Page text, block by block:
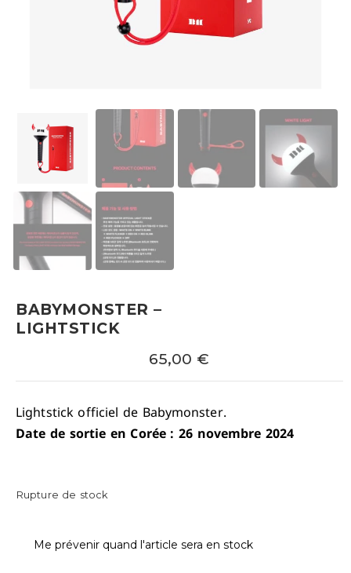
BABYMONSTER –
LIGHTSTICK
65,00 €
Lightstick officiel de Babymonster.
Date de sortie en Corée : 26 novembre 2024
Rupture de stock
Me prévenir quand l'article sera en stock